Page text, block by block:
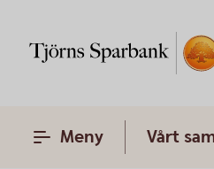
Meny Vårt